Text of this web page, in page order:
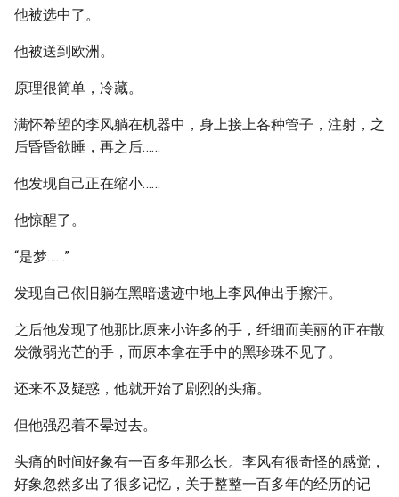
他被选中了。
他被送到欧洲。
原理很简单，冷藏。
满怀希望的李风躺在机器中，身上接上各种管子，注射，之
后昏昏欲睡，再之后……
他发现自己正在缩小……
他惊醒了。
“是梦……”
发现自己依旧躺在黑暗遗迹中地上李风伸出手擦汗。
之后他发现了他那比原来小许多的手，纤细而美丽的正在散
发微弱光芒的手，而原本拿在手中的黑珍珠不见了。
还来不及疑惑，他就开始了剧烈的头痛。
但他强忍着不晕过去。
头痛的时间好象有一百多年那么长。李风有很奇怪的感觉，
好象忽然多出了很多记忆，关于整整一百多年的经历的记